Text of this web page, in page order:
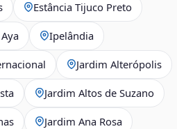
Estância Tijuco Preto
Ipelândia
Jardim Alterópolis
Jardim Altos de Suzano
Jardim Ana Rosa